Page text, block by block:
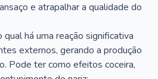
e atrapalhar a qualidade do
qual há uma reação significativa
externos, gerando a produção
Pode ter como efeitos coceira,